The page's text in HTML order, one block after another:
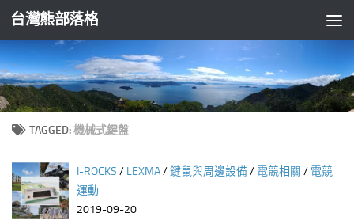
Skip to content
台灣熊部落格
TAGGED:機械式鍵盤
I-ROCKS / LEXMA/鍵鼠與周邊設備/ 電競相關 / 電競
運動
2019-09-20